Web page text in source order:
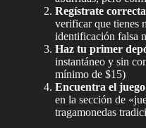
Regístrate
verificar que tienes
identificación falsa
Haz tu primer
instantáneo y sin
mínimo de $15)
Encuentra el juego
en la sección de
tragamonedas